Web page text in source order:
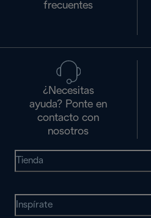
frecuentes
¿Necesitas
ayuda? Ponte en
contacto con
nosotros
Tienda
Inspírate